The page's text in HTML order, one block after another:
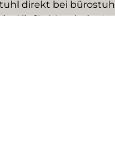
direkt bei
Gilt für identische